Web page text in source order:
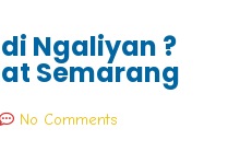
Ngaliyan ?
Semarang
No Comments